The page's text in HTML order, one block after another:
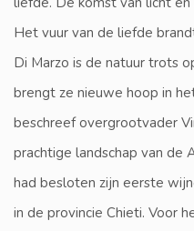
Het vuur van de liefde
Di Marzo is de natuur trots
brengt ze nieuwe hoop in
beschreef overgrootvader
prachtige landschap van de
had besloten zijn eerste
in de provincie Chieti. Voor